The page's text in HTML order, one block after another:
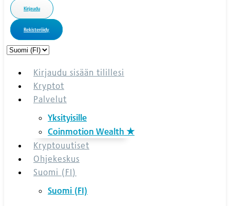
Kirjaudu
Rekisteröidy
Choose
languageKirjaudu sisään tilillesi
Kryptot
Palvelut
Yksityisille
Coinmotion Wealth ★
Kryptouutiset
Ohjekeskus
Suomi (FI)
Suomi (FI)